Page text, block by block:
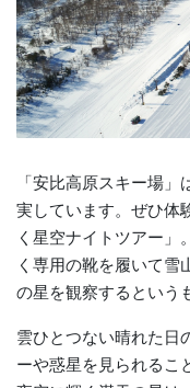
「安比高原スキー場
実しています。ぜひ体
く星空ナイトツアー
く専用の靴を履いて雪
の星を観察するという
雲ひとつない晴れた日
ーや惑星を見られるこ